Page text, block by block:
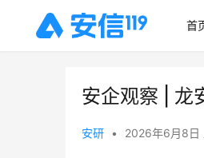
首
安企观察 | 龙
安研 • 2026年6月8日